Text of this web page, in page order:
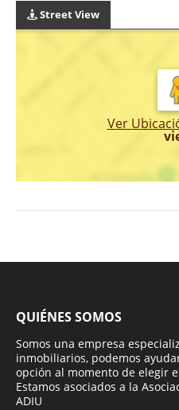
Street View
Ver
QUIÉNES SOMOS
Somos una empresa
inmobiliarios, podemos
opción al momento de elegir
Estamos asociados a la
ADIU